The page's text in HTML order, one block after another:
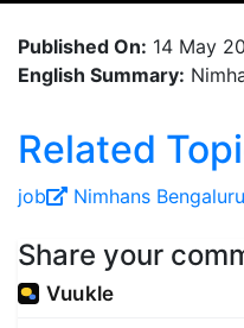
Published On: 14 May
English Summary:
Related
job Nimhans Bengaluru
Share your